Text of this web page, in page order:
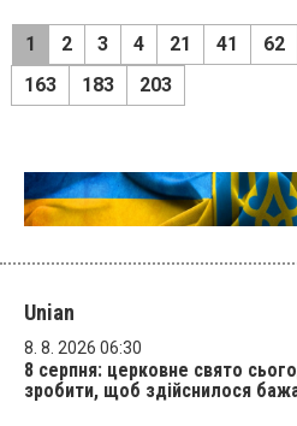
1 2 3 4 21 41 62
163
183 203
Unian
8. 8. 2026 06:30
8 серпня: церковне свято
зробити, щоб здійснилося